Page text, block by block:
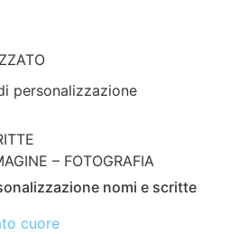
personalizzazione
– FOTOGRAFIA
nomi e scritte
cuore